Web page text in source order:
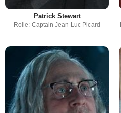
Patrick Stewart
Rolle: Captain Jean-Luc Picard